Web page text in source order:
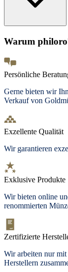
Warum
Persönliche
Gerne bieten wir
Verkauf von
Exzellente Qualität
Wir garantieren
Exklusive Produkte
Wir bieten online
renommierten
Zertifizierte
Wir arbeiten nur
Herstellern